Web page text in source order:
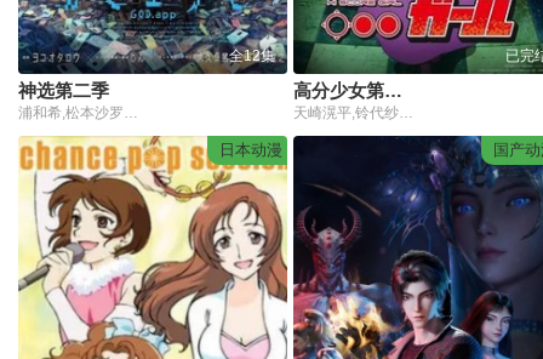
全12集
神选第二季
浦和希,松本沙罗,内田修一,阿部菜摘子,梶原岳人,楠木灯,菲鲁兹·蓝,新祐树,樱井孝宏,佐仓绫音
已完
高分少女第一季
天崎滉平,铃代纱弓,广濑有纪,兴津和幸,山下大辉,御堂大丽亚,新井里美,伊藤静,长岛雄一,赤崎千夏,杉田智和,植田佳奈,武虎,大塚芳忠
日本动漫 国产